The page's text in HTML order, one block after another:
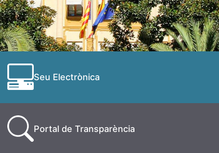
Seu Electrònica
Portal de Transparència